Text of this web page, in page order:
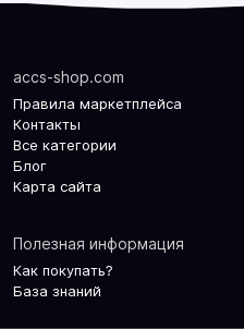
accs-shop.com
Правила маркетплейса
Контакты
Все категории
Блог
Карта сайта
Полезная информация
Как покупать?
База знаний